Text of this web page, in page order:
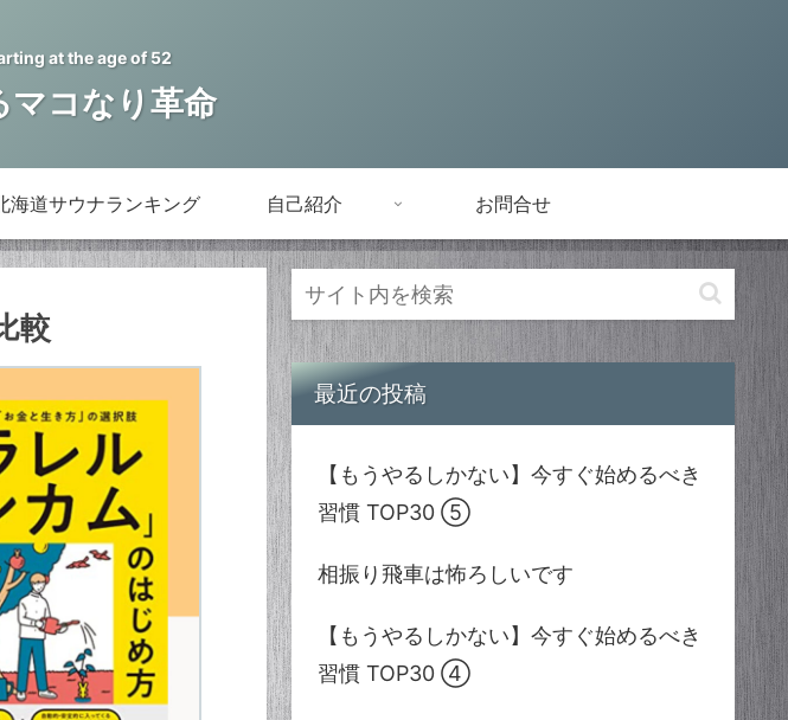
at the age of 52
コなり革命
海道サウナランキング 自己紹介 お問合せ
較
最近の投稿
【もうやるしかない】今すぐ始めるべき
習慣 TOP30 ⑤
相振り飛車は怖ろしいです
【もうやるしかない】今すぐ始めるべき
習慣 TOP30 ④